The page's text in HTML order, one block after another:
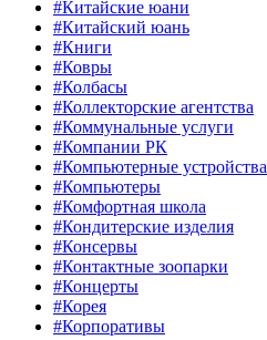
#Китайские юани
#Китайский юань
#Книги
#Ковры
#Колбасы
#Коллекторские агентства
#Коммунальные услуги
#Компании РК
#Компьютерные устройства
#Компьютеры
#Комфортная школа
#Кондитерские изделия
#Консервы
#Контактные зоопарки
#Концерты
#Корея
#Корпоративы